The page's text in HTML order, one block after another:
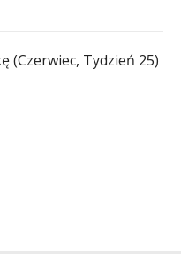
(Czerwiec, Tydzień 25)